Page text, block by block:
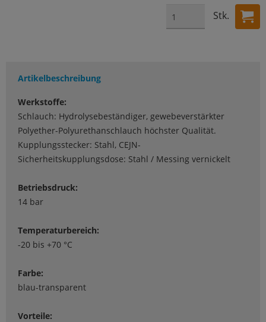
Stk.
Artikelbeschreibung
Werkstoffe:
Schlauch: Hydrolysebeständiger, gewebeverstärkter
Polyether-Polyurethanschlauch höchster Qualität.
Kupplungsstecker: Stahl, CEJN-
Sicherheitskupplungsdose: Stahl / Messing vernickelt
Betriebsdruck:
14 bar
Temperaturbereich:
-20 bis +70 °C
Farbe:
blau-transparent
Vorteile: